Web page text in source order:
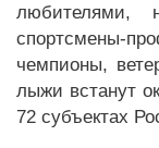
любителями,
спортсмены-
чемпионы,
лыжи встанут
72 субъектах